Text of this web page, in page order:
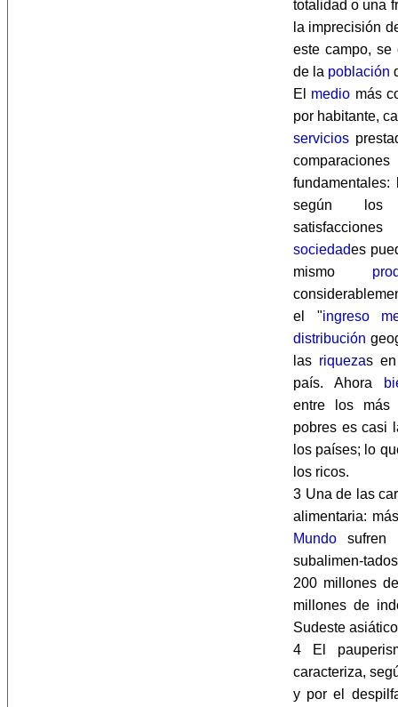
totalidad o una
la imprecisión
este campo, se
de la población
El medio más
por habitante,
servicios
según
sociedades
mismo
el "ingreso
distribución
las riquezas
país. Ahora
entre los
pobres es casi
los países; lo
los ricos.
3 Una de las
alimentaria:
Mundo sufren
subalimen-
200 millones
millones de
Sudeste
4 El
caracteriza,
y por el